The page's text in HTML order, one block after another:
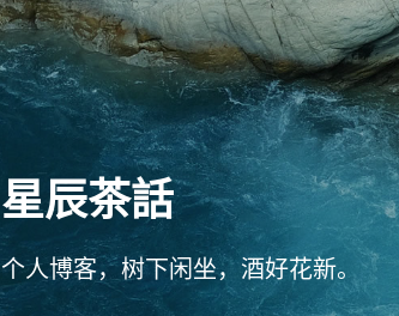
星辰茶話
个人博客，树下闲坐，酒好花新。